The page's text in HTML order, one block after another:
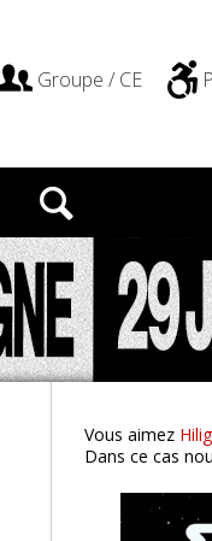
Groupe / CE
Vous aimez
Dans ce cas
STAR